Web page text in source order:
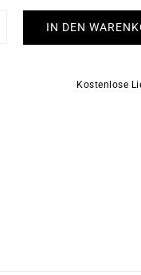
IN DEN
Kostenlose